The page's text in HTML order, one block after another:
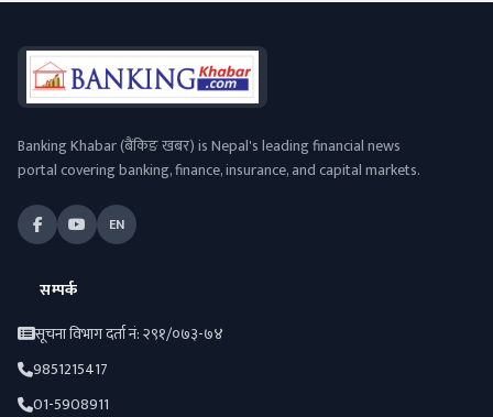
Banking Khabar (बैंकिङ खबर) is Nepal's leading financial news
portal covering banking, finance, insurance, and capital markets.
EN
सम्पर्क
सूचना विभाग दर्ता नं: २९१/०७३-७४
9851215417
01-5908911